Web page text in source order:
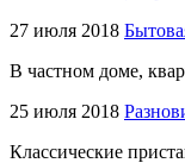
27 июля 2018
В частном доме,
25 июля 2018
Классические